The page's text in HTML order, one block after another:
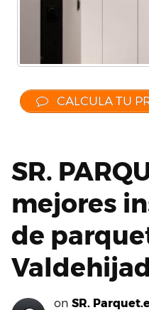
CALCULA TU
SR.
mejores
de
on SR.